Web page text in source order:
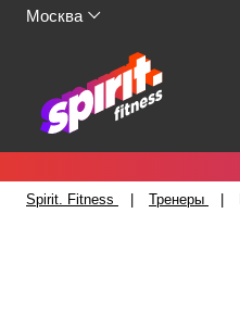
Москва
Spirit. Fitness Тренеры